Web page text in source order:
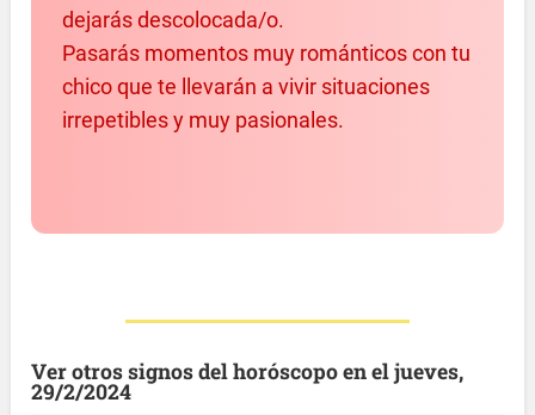
dejarás descolocada/o.
Pasarás momentos muy románticos con tu
chico que te llevarán a vivir situaciones
irrepetibles y muy pasionales.
Ver otros signos del horóscopo en el jueves,
29/2/2024